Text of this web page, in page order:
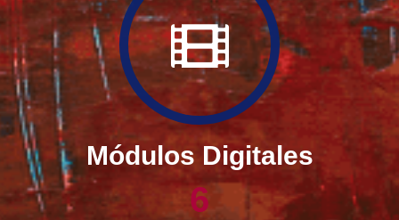
Módulos Digitales
6